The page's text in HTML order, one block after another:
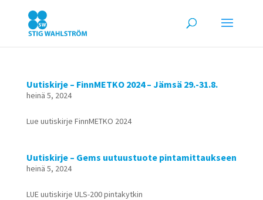
Uutiskirje – FinnMETKO 2024 – Jämsä 29.-31.8.
heinä 5, 2024
Lue uutiskirje FinnMETKO 2024
Uutiskirje – Gems uutuustuote pintamittaukseen
heinä 5, 2024
LUE uutiskirje ULS-200 pintakytkin